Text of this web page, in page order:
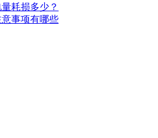
耗损多少？
事项有哪些